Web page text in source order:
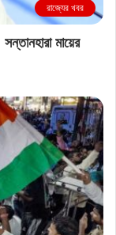
রাজ্যের খবর
মায়ের